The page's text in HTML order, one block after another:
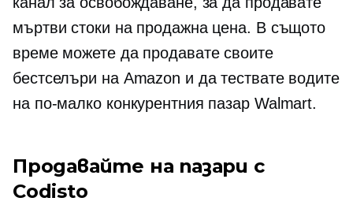
мъртви стоки на продажна цена. В същото
време можете да продавате своите
бестселъри на Amazon и да тествате водите
на по-малко конкурентния пазар Walmart.
Продавайте на пазари с
Codisto